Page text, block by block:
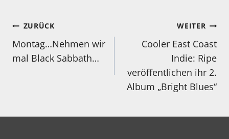
Beitragsnavigation
ZURÜCK
Montag…Nehmen wir
mal Black Sabbath…
WEITER
Cooler East Coast
Indie: Ripe
veröffentlichen ihr 2.
Album „Bright Blues“